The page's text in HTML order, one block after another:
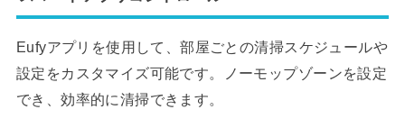
Eufyアプリを使用して、部屋ごとの清掃スケジュールや
設定をカスタマイズ可能です。ノーモップゾーンを設定
でき、効率的に清掃できます。